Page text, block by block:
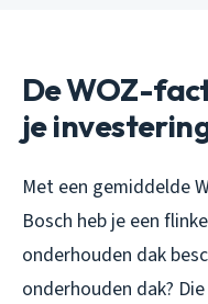
De WOZ-
je
Met een gemiddelde
Bosch heb je een
onderhouden dak
onderhouden dak?